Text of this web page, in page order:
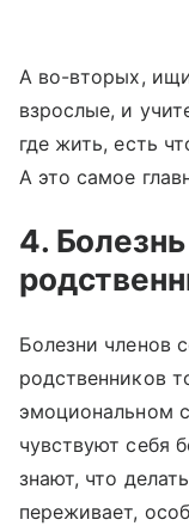
А во-вторых,
взрослые, и
где жить, есть
А это самое
4.
Болезни членов
родственников
эмоциональном
чувствуют себя
знают, что
переживает,